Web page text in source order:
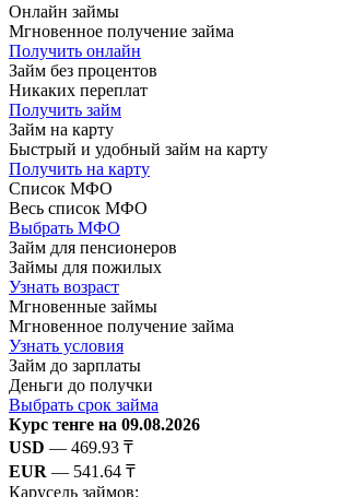
Онлайн займы
Мгновенное получение займа
Получить онлайн
Займ без процентов
Никаких переплат
Получить займ
Займ на карту
Быстрый и удобный займ на карту
Получить на карту
Список МФО
Весь список МФО
Выбрать МФО
Займ для пенсионеров
Займы для пожилых
Узнать возраст
Мгновенные займы
Мгновенное получение займа
Узнать условия
Займ до зарплаты
Деньги до получки
Выбрать срок займа
Курс тенге на 09.08.2026
USD — 469.93 ₸
EUR — 541.64 ₸
Карусель займов: